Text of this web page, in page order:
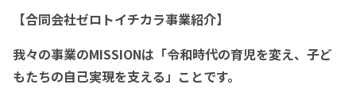
【合同会社ゼロトイチカラ事業紹介】
我々の事業のMISSIONは「令和時代の育児を変え、子ど
もたちの自己実現を支える」ことです。